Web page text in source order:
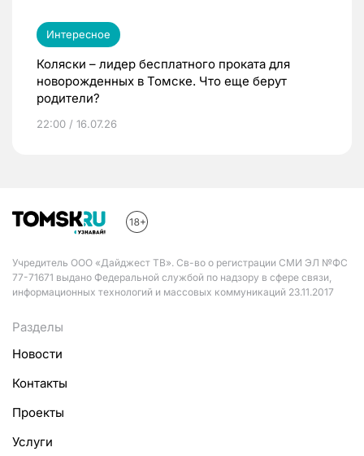
Интересное
Коляски – лидер бесплатного проката для
новорожденных в Томске. Что еще берут
родители?
22:00 / 16.07.26
Учредитель ООО «Дайджест ТВ». Св-во о регистрации СМИ ЭЛ №ФС
77-71671 выдано Федеральной службой по надзору в сфере связи,
информационных технологий и массовых коммуникаций 23.11.2017
Разделы
Новости
Контакты
Проекты
Услуги